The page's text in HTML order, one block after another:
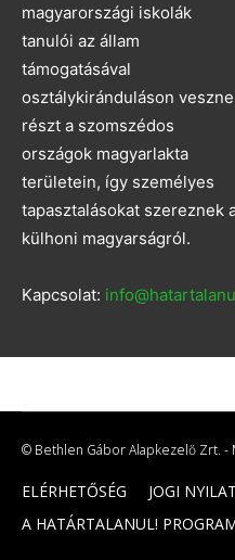
magyarországi iskolák
tanulói az állam
támogatásával
osztálykiránduláson
részt a szomszédos
országok magyarlakta
területein, így személyes
tapasztalásokat szereznek
külhoni magyarságról.
Kapcsolat:
© Bethlen Gábor Alapkezelő Zrt. -
ELÉRHETŐSÉG JOGI
A HATÁRTALANUL!